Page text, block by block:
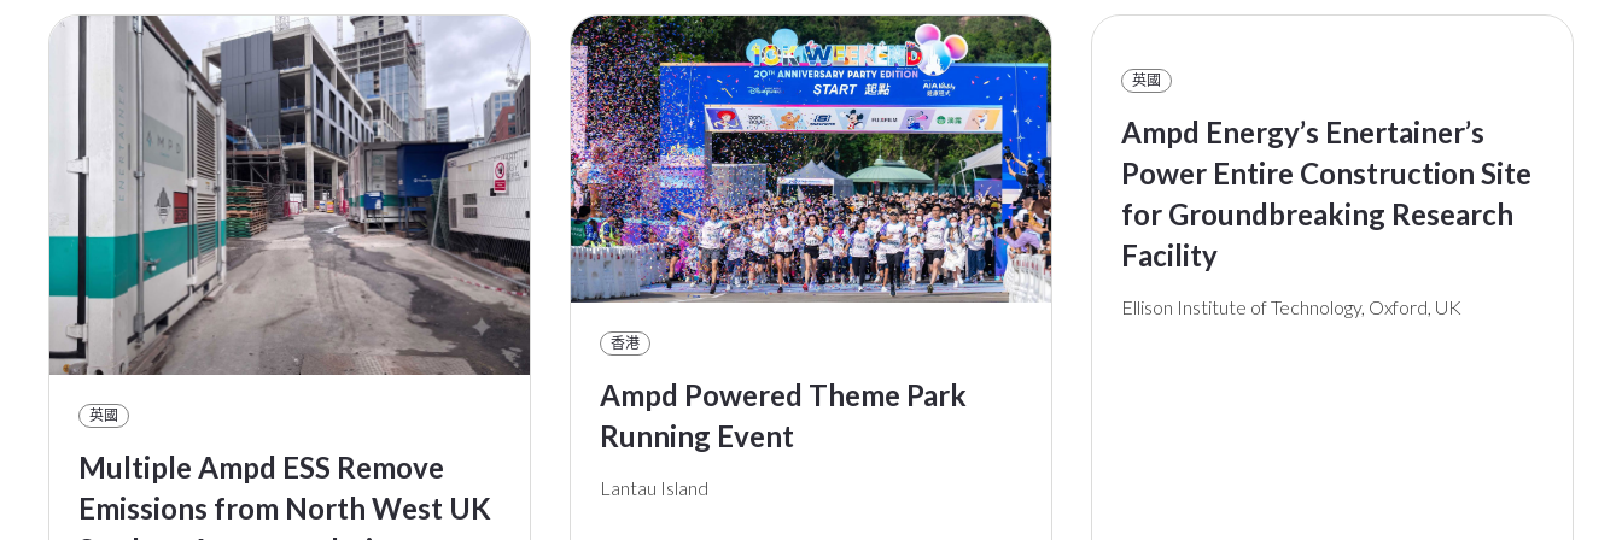
英國
Multiple Ampd ESS Remove
Emissions from North West UK
香港
Ampd Powered Theme Park
Running Event
Lantau Island
英國
Ampd Energy’s Enertainer’s
Power Entire Construction Site
for Groundbreaking Research
Facility
Ellison Institute of Technology, Oxford, UK